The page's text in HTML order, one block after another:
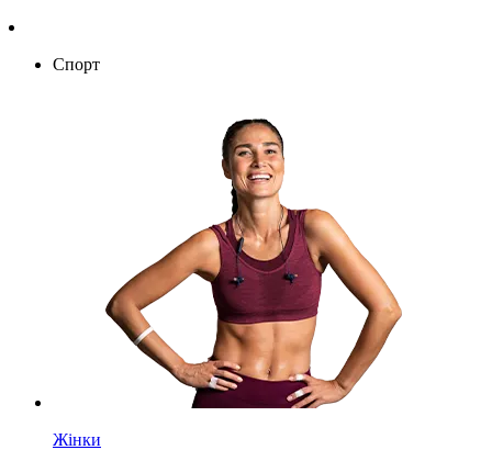
Спорт
Жінки